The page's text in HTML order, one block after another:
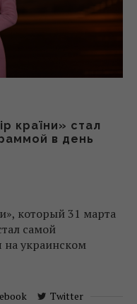
країни» стал
в день
который 31 марта
самой
украинском
Twitter